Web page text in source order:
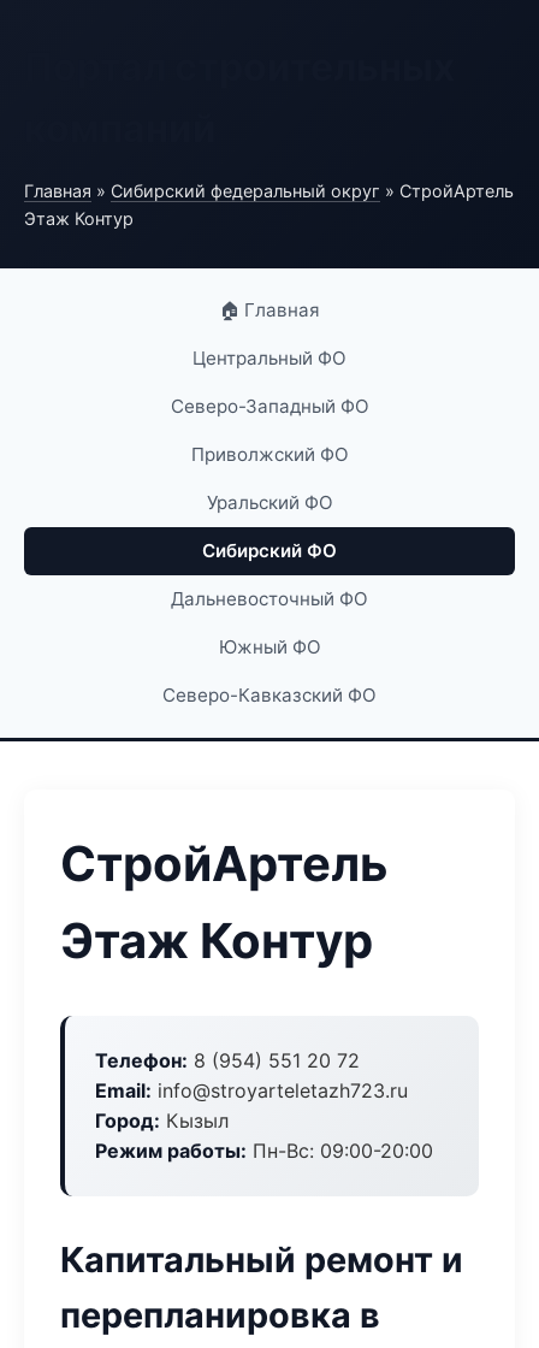
Главная » Сибирский федеральный округ » СтройАртель
Этаж Контур
🏠 Главная
Центральный ФО
Северо-Западный ФО
Приволжский ФО
Уральский ФО
Сибирский ФО
Дальневосточный ФО
Южный ФО
Северо-Кавказский ФО
СтройАртель
Этаж Контур
Телефон: 8 (954) 551 20 72
Email: info@stroyarteletazh723.ru
Город: Кызыл
Режим работы: Пн-Вс: 09:00-20:00
Капитальный ремонт и
перепланировка в